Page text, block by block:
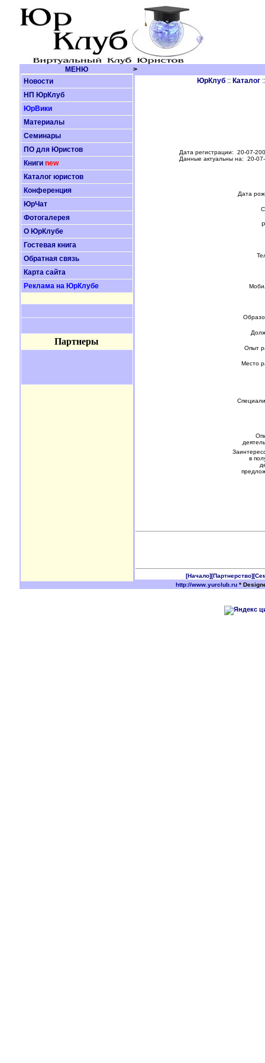
МЕНЮ
>
Новости
НП ЮрКлуб
ЮрВики
Материалы
Семинары
ПО для Юристов
Книги new
Каталог юристов
Конференция
ЮрЧат
Фотогалерея
О ЮрКлубе
Гостевая книга
Обратная связь
Карта сайта
Реклама на ЮрКлубе
Партнеры
ЮрКлуб:: Каталог
Дата регистрации: 20-07-
Данные актуальны на: 20-
Дата
Опыт
Место
в
[Начало][Партнерство]
http://www.yurclub.ru*